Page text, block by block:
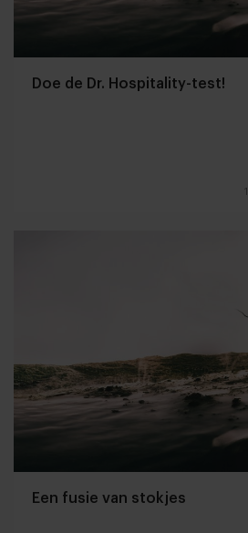
Doe de Dr. Hospitality-test!
Een fusie van stokjes